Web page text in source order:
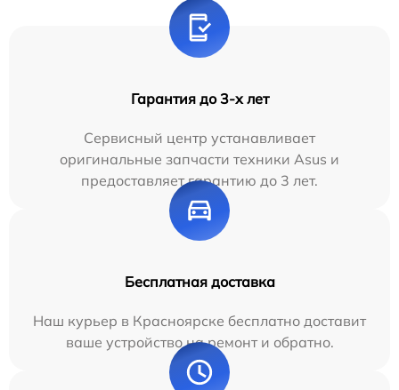
Гарантия до 3-х лет
Сервисный центр устанавливает
оригинальные запчасти техники Asus и
предоставляет гарантию до 3 лет.
Бесплатная доставка
Наш курьер в Красноярске бесплатно доставит
ваше устройство на ремонт и обратно.